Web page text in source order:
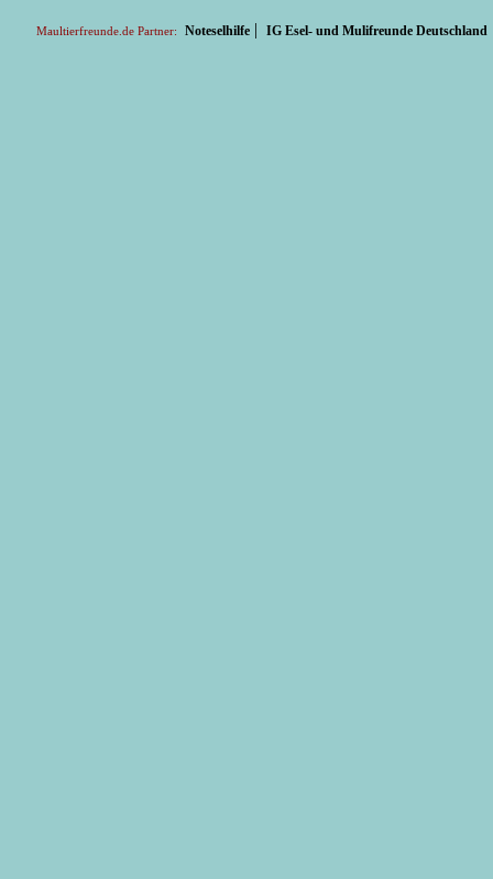
Maultierfreunde.de Partner: Noteselhilfe | IG Esel- und Mulifreunde Deutschland